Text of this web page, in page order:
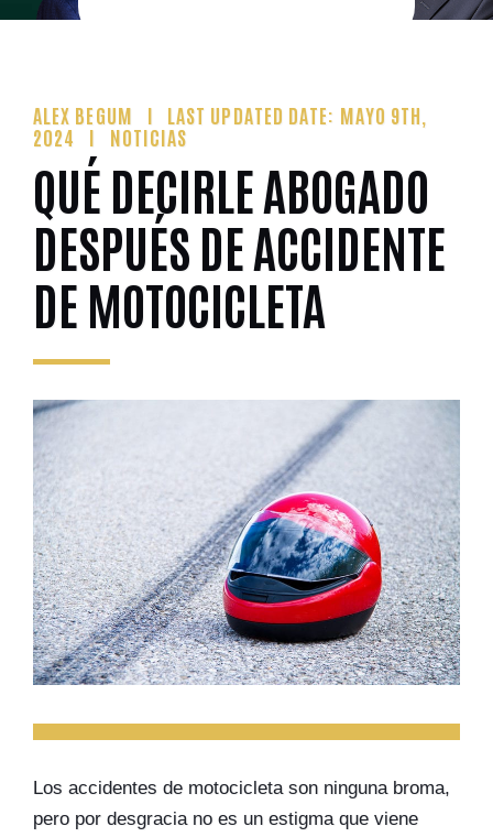
ALEX BEGUM
LAST UPDATED DATE: MAYO 9TH,
2024
NOTICIAS
QUÉ DECIRLE ABOGADO
DESPUÉS DE ACCIDENTE
DE MOTOCICLETA
Los accidentes de motocicleta son ninguna broma,
pero por desgracia no es un estigma que viene